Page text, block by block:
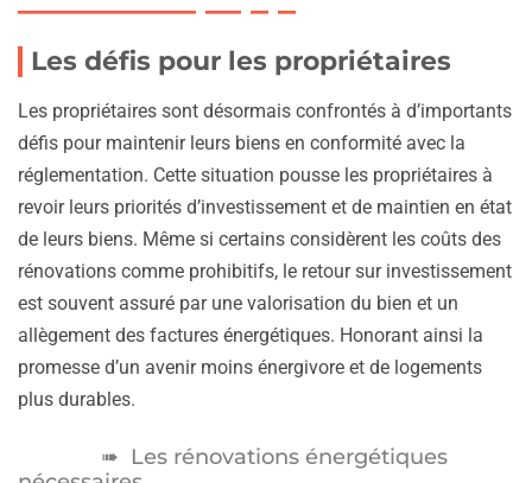
Les défis pour les propriétaires
Les propriétaires sont désormais confrontés à d’importants
défis pour maintenir leurs biens en conformité avec la
réglementation. Cette situation pousse les propriétaires à
revoir leurs priorités d’investissement et de maintien en état
de leurs biens. Même si certains considèrent les coûts des
rénovations comme prohibitifs, le retour sur investissement
est souvent assuré par une valorisation du bien et un
allègement des factures énergétiques. Honorant ainsi la
promesse d’un avenir moins énergivore et de logements
plus durables.
Les rénovations énergétiques